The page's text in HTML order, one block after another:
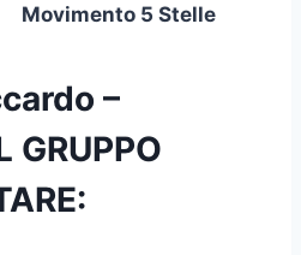
Movimento 5 Stelle
–
GRUPPO